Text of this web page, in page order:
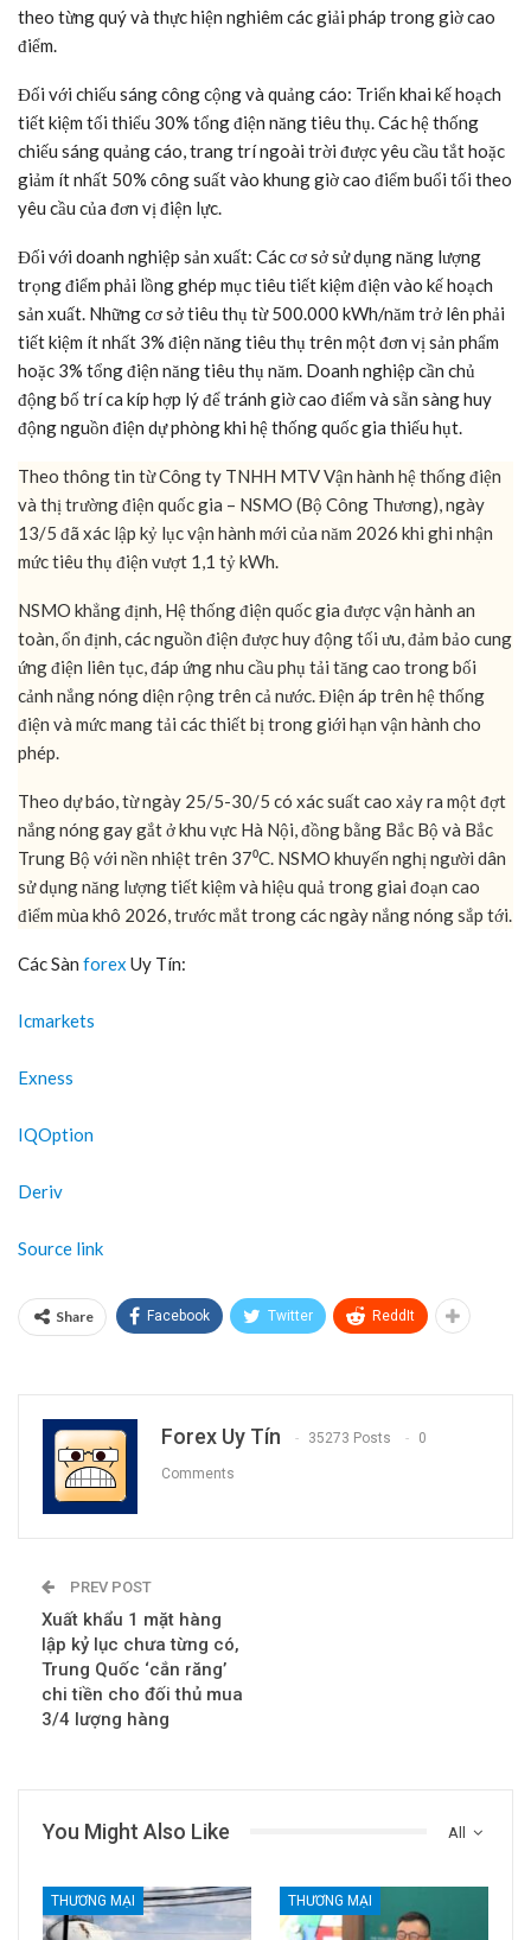
theo từng quý và thực hiện nghiêm các giải pháp trong giờ cao
điểm.
Đối với chiếu sáng công cộng và quảng cáo: Triển khai kế hoạch
tiết kiệm tối thiểu 30% tổng điện năng tiêu thụ. Các hệ thống
chiếu sáng quảng cáo, trang trí ngoài trời được yêu cầu tắt hoặc
giảm ít nhất 50% công suất vào khung giờ cao điểm buổi tối theo
yêu cầu của đơn vị điện lực.
Đối với doanh nghiệp sản xuất: Các cơ sở sử dụng năng lượng
trọng điểm phải lồng ghép mục tiêu tiết kiệm điện vào kế hoạch
sản xuất. Những cơ sở tiêu thụ từ 500.000 kWh/năm trở lên phải
tiết kiệm ít nhất 3% điện năng tiêu thụ trên một đơn vị sản phẩm
hoặc 3% tổng điện năng tiêu thụ năm. Doanh nghiệp cần chủ
động bố trí ca kíp hợp lý để tránh giờ cao điểm và sẵn sàng huy
động nguồn điện dự phòng khi hệ thống quốc gia thiếu hụt.
Theo thông tin từ Công ty TNHH MTV Vận hành hệ thống điện
và thị trường điện quốc gia – NSMO (Bộ Công Thương), ngày
13/5 đã xác lập kỷ lục vận hành mới của năm 2026 khi ghi nhận
mức tiêu thụ điện vượt 1,1 tỷ kWh.
NSMO khẳng định, Hệ thống điện quốc gia được vận hành an
toàn, ổn định, các nguồn điện được huy động tối ưu, đảm bảo cung
ứng điện liên tục, đáp ứng nhu cầu phụ tải tăng cao trong bối
cảnh nắng nóng diện rộng trên cả nước. Điện áp trên hệ thống
điện và mức mang tải các thiết bị trong giới hạn vận hành cho
phép.
Theo dự báo, từ ngày 25/5-30/5 có xác suất cao xảy ra một đợt
nắng nóng gay gắt ở khu vực Hà Nội, đồng bằng Bắc Bộ và Bắc
Trung Bộ với nền nhiệt trên 37⁰C. NSMO khuyến nghị người dân
sử dụng năng lượng tiết kiệm và hiệu quả trong giai đoạn cao
điểm mùa khô 2026, trước mắt trong các ngày nắng nóng sắp tới.
Các Sàn forex Uy Tín:
Icmarkets
Exness
IQOption
Deriv
Source link
Share Facebook Twitter ReddIt
Forex Uy Tín 35273 Posts 0
Comments
PREV POST
Xuất khẩu 1 mặt hàng
lập kỷ lục chưa từng có,
Trung Quốc ‘cắn răng’
chi tiền cho đối thủ mua
3/4 lượng hàng
All
You Might Also Like
THƯƠNG MẠI THƯƠNG MẠI